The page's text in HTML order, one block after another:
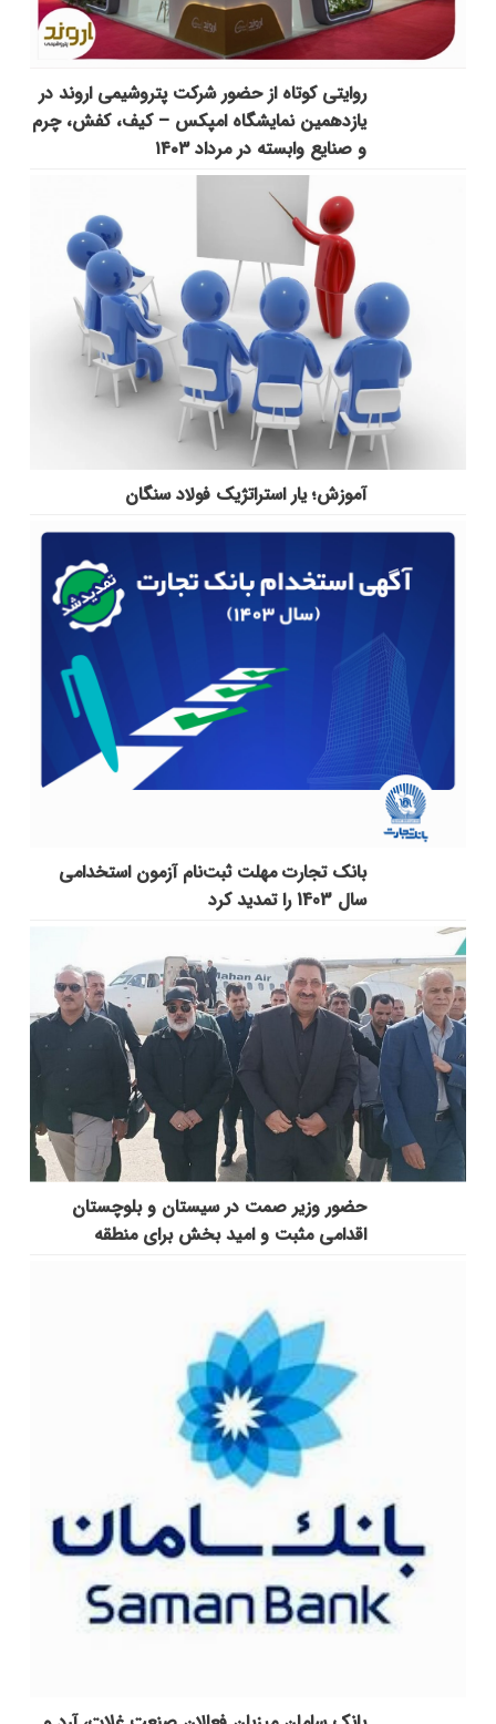
روایتی کوتاه از حضور شرکت پتروشیمی اروند در
یازدهمین نمایشگاه امپکس‌ – کیف، کفش، چرم
و صنایع وابسته در مرداد ۱۴۰۳
آموزش؛ یار استراتژیک فولاد سنگان
بانک تجارت مهلت ثبت‌نام آزمون استخدامی
سال 1403 را تمدید کرد
حضور وزیر صمت در سیستان و بلوچستان
اقدامی مثبت و امید بخش برای منطقه